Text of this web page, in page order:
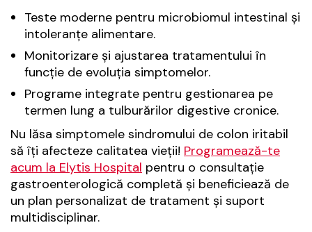
Teste moderne pentru microbiomul intestinal și
intoleranțe alimentare.
Monitorizare și ajustarea tratamentului în
funcție de evoluția simptomelor.
Programe integrate pentru gestionarea pe
termen lung a tulburărilor digestive cronice.
Nu lăsa simptomele sindromului de colon iritabil
să îți afecteze calitatea vieții! Programează-te
acum la Elytis Hospital pentru o consultație
gastroenterologică completă și beneficiează de
un plan personalizat de tratament și suport
multidisciplinar.